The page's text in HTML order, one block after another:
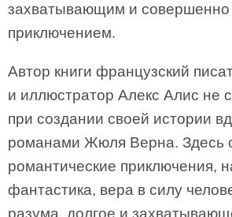
захватывающим и
приключением.
Автор книги французский
и иллюстратор Алекс Алис не
при создании своей истории
романами Жюля Верна. Здесь
романтические приключения,
фантастика, вера в силу
разума, долгое и